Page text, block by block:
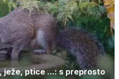
ježe, ptice ...: s preprosto